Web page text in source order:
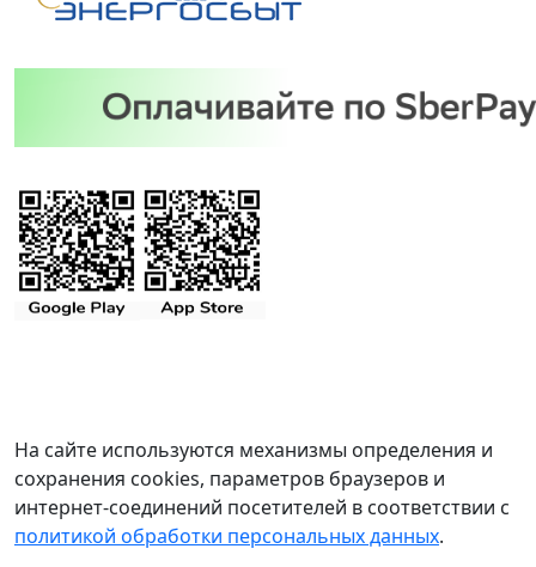
На сайте используются механизмы определения и
сохранения cookies, параметров браузеров и
интернет-соединений посетителей в соответствии с
политикой обработки персональных данных.